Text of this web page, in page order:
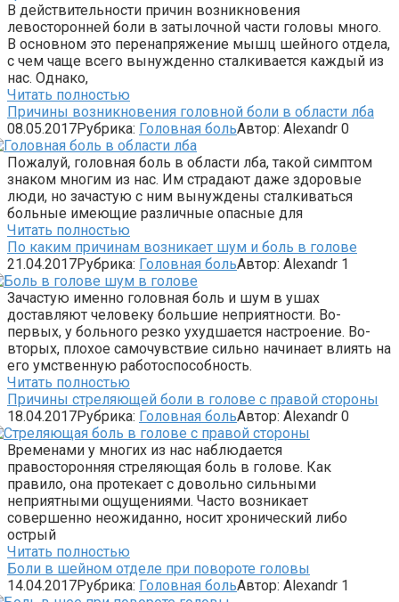
В действительности причин возникновения
левосторонней боли в затылочной части головы много.
В основном это перенапряжение мышц шейного отдела,
с чем чаще всего вынужденно сталкивается каждый из
нас. Однако,
Читать полностью
Причины возникновения головной боли в области лба
08.05.2017Рубрика: Головная больАвтор: Alexandr 0
Пожалуй, головная боль в области лба, такой симптом
знаком многим из нас. Им страдают даже здоровые
люди, но зачастую с ним вынуждены сталкиваться
больные имеющие различные опасные для
Читать полностью
По каким причинам возникает шум и боль в голове
21.04.2017Рубрика: Головная больАвтор: Alexandr 1
Зачастую именно головная боль и шум в ушах
доставляют человеку большие неприятности. Во-
первых, у больного резко ухудшается настроение. Во-
вторых, плохое самочувствие сильно начинает влиять на
его умственную работоспособность.
Читать полностью
Причины стреляющей боли в голове с правой стороны
18.04.2017Рубрика: Головная больАвтор: Alexandr 0
Временами у многих из нас наблюдается
правосторонняя стреляющая боль в голове. Как
правило, она протекает с довольно сильными
неприятными ощущениями. Часто возникает
совершенно неожиданно, носит хронический либо
острый
Читать полностью
Боли в шейном отделе при повороте головы
14.04.2017Рубрика: Головная больАвтор: Alexandr 1